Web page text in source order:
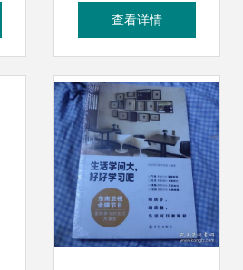
斯拉落户，不值得
查看详情